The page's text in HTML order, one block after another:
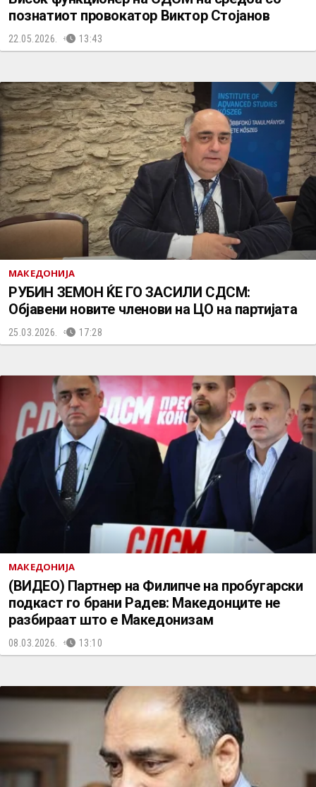
познатиот провокатор Виктор Стојанов
22.05.2026. 13:43
МАКЕДОНИЈА
РУБИН ЗЕМОН ЌЕ ГО ЗАСИЛИ СДСМ:
Објавени новите членови на ЦО на партијата
25.03.2026. 17:28
МАКЕДОНИЈА
(ВИДЕО) Партнер на Филипче на пробугарски
подкаст го брани Радев: Македонците не
разбираат што е Македонизам
08.03.2026. 13:10